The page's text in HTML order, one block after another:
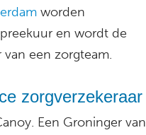
worden
en wordt de
van een zorgteam.
zorgverzekeraar
Een Groninger van